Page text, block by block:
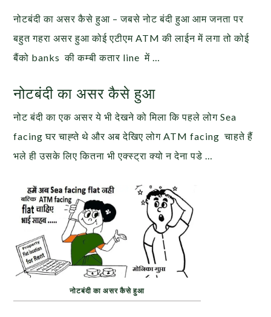
नोटबंदी का असर कैसे हुआ – जबसे नोट बंदी हुआ आम जनता पर
बहुत गहरा असर हुआ कोई एटीएम ATM की लाईन में लगा तो कोई
बैंको banks की कम्बी कतार line में …
नोटबंदी का असर कैसे हुआ
नोट बंदी का एक असर ये भी देखने को मिला कि पहले लोग Sea
facing घर चाह्ते थे और अब देखिए लोग ATM facing चाहते हैं
भले ही उसके लिए कितना भी एक्स्ट्रा क्यो न देना पडे …
नोटबंदी का असर कैसे हुआ